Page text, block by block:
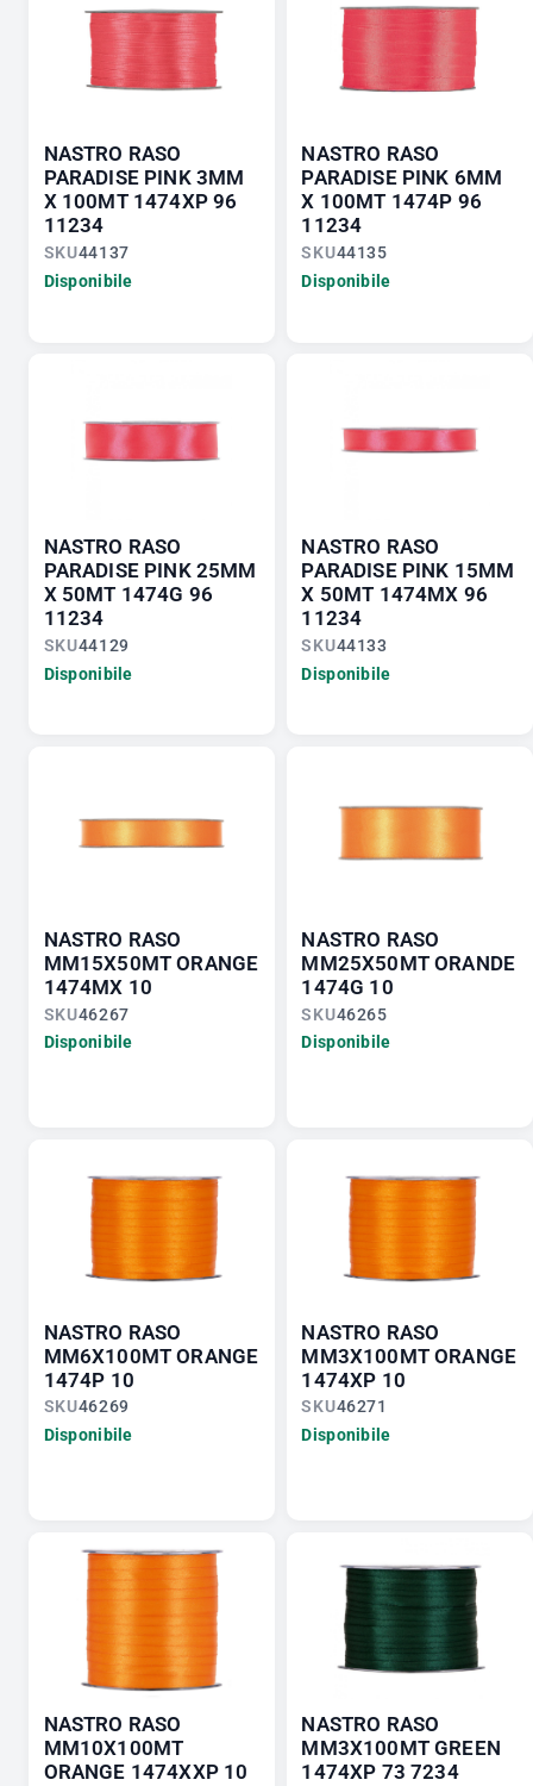
NASTRO RASO
PARADISE PINK 3MM
X 100MT 1474XP 96
11234
SKU44137
Disponibile
NASTRO RASO
PARADISE PINK 6MM
X 100MT 1474P 96
11234
SKU44135
Disponibile
NASTRO RASO
PARADISE PINK 25MM
X 50MT 1474G 96
11234
SKU44129
Disponibile
NASTRO RASO
PARADISE PINK 15MM
X 50MT 1474MX 96
11234
SKU44133
Disponibile
NASTRO RASO
MM15X50MT ORANGE
1474MX 10
SKU46267
Disponibile
NASTRO RASO
MM25X50MT ORANDE
1474G 10
SKU46265
Disponibile
NASTRO RASO
MM6X100MT ORANGE
1474P 10
SKU46269
Disponibile
NASTRO RASO
MM3X100MT ORANGE
1474XP 10
SKU46271
Disponibile
NASTRO RASO
MM10X100MT
ORANGE 1474XXP 10
NASTRO RASO
MM3X100MT GREEN
1474XP 73 7234